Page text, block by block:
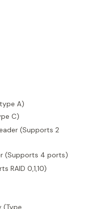
A)
C)
(Supports 2
(Supports 4 ports)
RAID 0,1,10)
(Type